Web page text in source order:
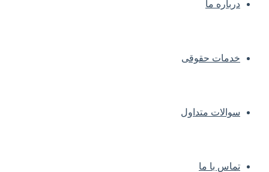
درباره ما
خدمات حقوقی
سوالات متداول
تماس با ما